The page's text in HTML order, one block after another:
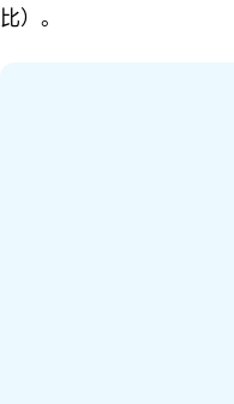
比）。